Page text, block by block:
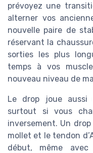
prévoyez une
alterner vos
nouvelle paire de
réservant la
sorties les plus
temps à vos
nouveau niveau de
Le drop joue
surtout si vous
inversement. Un
mollet et le tendon
début, même